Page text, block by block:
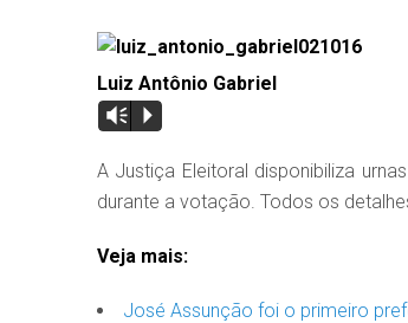
Luiz Antônio Gabriel
Vm P
A Justiça Eleitoral disponibiliza
durante a votação. Todos os
Veja mais:
José Assunção foi o primeiro